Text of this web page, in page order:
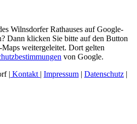
Wilnsdorfer Rathauses auf Google-
Dann klicken Sie bitte auf den Button
weitergeleitet. Dort gelten
von Google.
| Kontakt | Impressum | Datenschutz |